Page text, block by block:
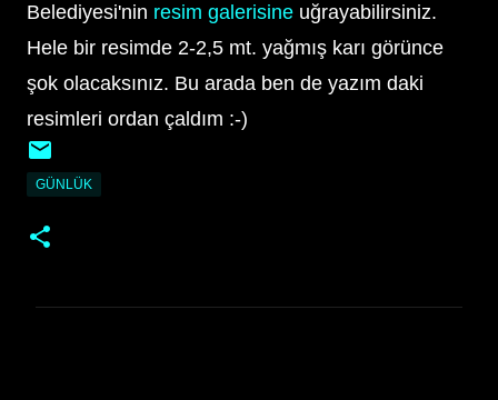
Belediyesi'nin resim galerisine uğrayabilirsiniz.
Hele bir resimde 2-2,5 mt. yağmış karı görünce
şok olacaksınız. Bu arada ben de yazım daki
resimleri ordan çaldım :-)
GÜNLÜK